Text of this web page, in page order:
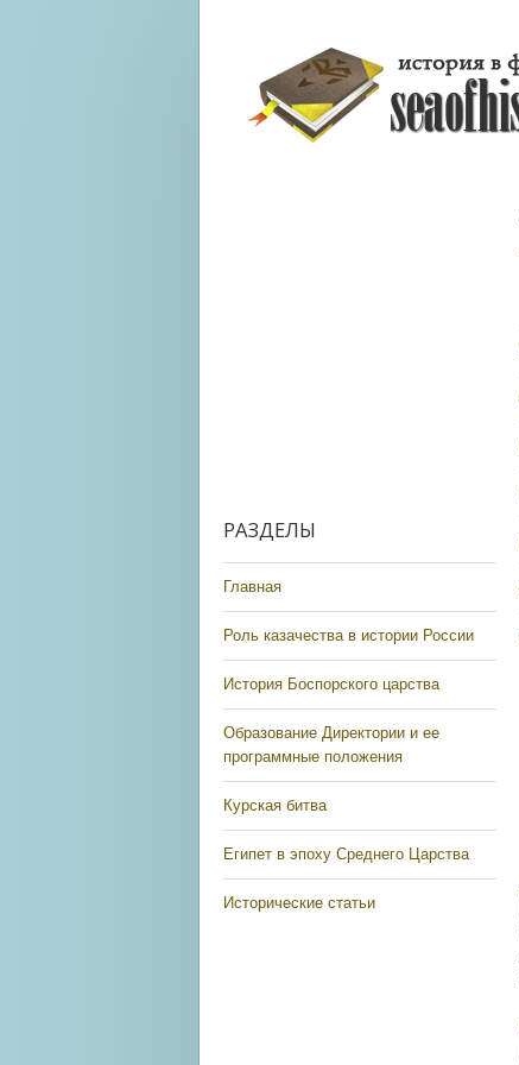
РАЗДЕЛЫ
Главная
Роль казачества в истории России
История Боспорского царства
Образование Директории и ее
программные положения
Курская битва
Египет в эпоху Среднего Царства
Исторические статьи